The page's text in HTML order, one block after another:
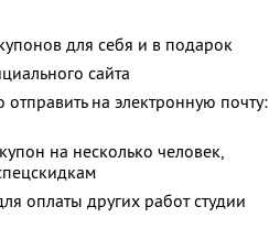
для себя и в подарок
сайта
на электронную почту:
на несколько человек,
оплаты других работ студии